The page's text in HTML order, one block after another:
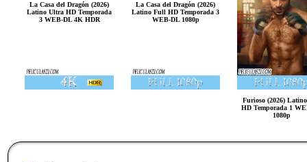
La Casa del Dragón (2026)
Latino Ultra HD Temporada
3 WEB-DL 4K HDR
La Casa del Dragón (2026)
Latino Full HD Temporada 3
WEB-DL 1080p
Furioso (2026)
HD Temporada 1
1080p